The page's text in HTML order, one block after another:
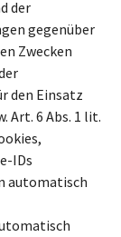
der
gegenüber
Zwecken
den Einsatz
Art. 6 Abs. 1 lit.
IDs
automatisch